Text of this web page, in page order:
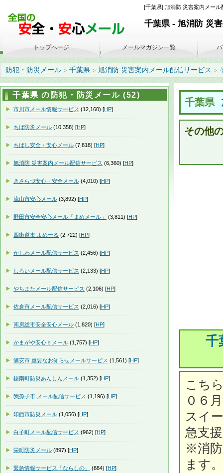
[千葉県] 旭消防 災害案内メー
千葉県 - 旭消防 災
防犯・防災メール > 千葉県 > 旭消防 災害案内メール配信サービス >
千葉県
その他
千
こち
０６
スイ
急支
※消防
ます。
トップページ メールマガジン一覧
千葉県 の防犯・防災メール (52)
市川市メール情報サービス (12,160) [HP]
ちば防災メール (10,358) [HP]
ちばし安全・安心メール (7,818) [HP]
旭消防 災害案内メール配信サービス (6,360) [HP]
きさらづ安心・安全メール (4,010) [HP]
流山市安心メール (3,892) [HP]
野田市安全安心メール「まめメール」 (3,811) [HP]
四街道市 よめーる (2,722) [HP]
かしわメール配信サービス (2,456) [HP]
しろいメール配信サービス (2,133) [HP]
やちまたメール配信サービス (2,106) [HP]
佐倉市メール配信サービス (2,016) [HP]
南房総市安全安心メール (1,820) [HP]
かまがや安心ｅメール (1,757) [HP]
浦安市 重要なお知らせメールサービス (1,561) [HP]
鋸南町防災あんしんメール (1,352) [HP]
我孫子市 メール配信サービス (1,196) [HP]
印西市防災メール (1,056) [HP]
白子町メール配信サービス (962) [HP]
栄町防災メール (897) [HP]
緊急情報サービス「ならしの」 (884) [HP]